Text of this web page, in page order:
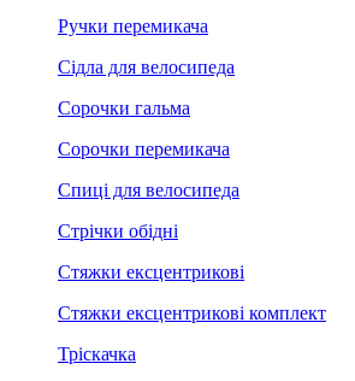
Ручки перемикача
Сідла для велосипеда
Сорочки гальма
Сорочки перемикача
Спиці для велосипеда
Стрічки обідні
Стяжки ексцентрикові
Стяжки ексцентрикові комплект
Тріскачка